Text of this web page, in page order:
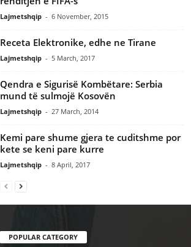
Lajmetshqip - 6 November, 2015
Receta Elektronike, edhe ne Tirane
Lajmetshqip - 5 March, 2017
Qendra e Sigurisë Kombëtare: Serbia
mund të sulmojë Kosovën
Lajmetshqip - 27 March, 2014
Kemi pare shume gjera te cuditshme por
kete se keni pare kurre
Lajmetshqip - 8 April, 2017
POPULAR CATEGORY